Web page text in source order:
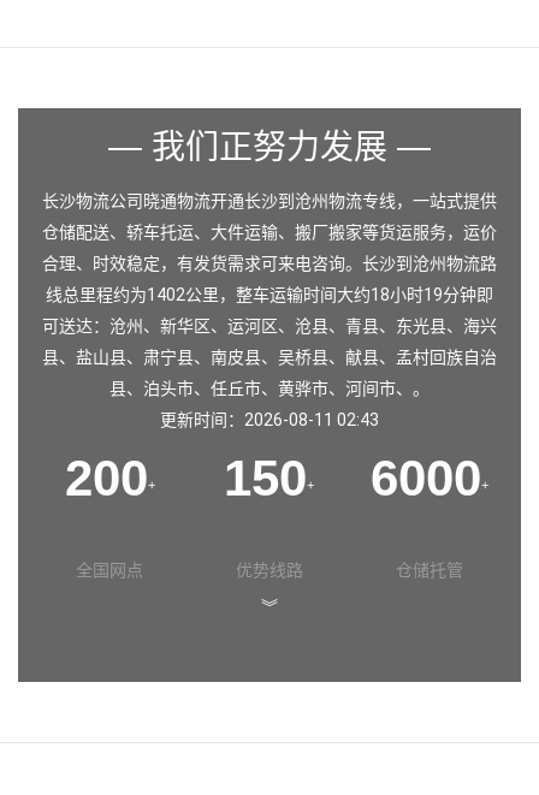
— 我们正努力发展 —
长沙物流公司晓通物流开通长沙到沧州物流专线，一站式提供
仓储配送、轿车托运、大件运输、搬厂搬家等货运服务，运价
合理、时效稳定，有发货需求可来电咨询。长沙到沧州物流路
线总里程约为1402公里，整车运输时间大约18小时19分钟即
可送达：沧州、新华区、运河区、沧县、青县、东光县、海兴
县、盐山县、肃宁县、南皮县、吴桥县、献县、孟村回族自治
县、泊头市、任丘市、黄骅市、河间市、。
更新时间：2026-08-11 02:43
200+
全国网点
150+
优势线路
6000+
仓储托管
︾